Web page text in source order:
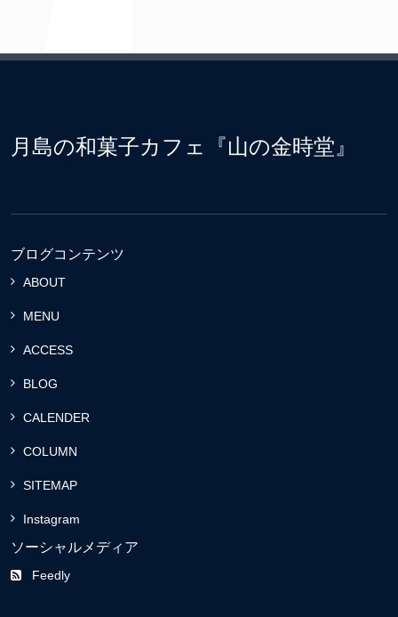
月島の和菓子カフェ『山の金時堂』
ブログコンテンツ
ABOUT
MENU
ACCESS
BLOG
CALENDER
COLUMN
SITEMAP
Instagram
ソーシャルメディア
Feedly